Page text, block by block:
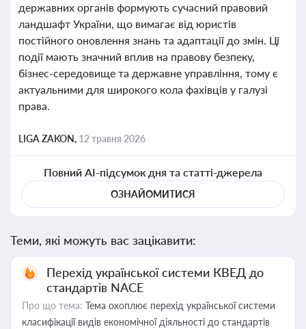
державних органів формують сучасний правовий
ландшафт України, що вимагає від юристів
постійного оновлення знань та адаптації до змін. Ці
події мають значний вплив на правову безпеку,
бізнес-середовище та державне управління, тому є
актуальними для широкого кола фахівців у галузі
права.
LIGA ZAKON, 12 травня 2026
Повний AI-підсумок дня та статті-джерела
ОЗНАЙОМИТИСЯ
Теми, які можуть вас зацікавити:
Перехід української системи КВЕД до
стандартів NACE
Про що тема: Тема охоплює перехід української системи
класифікації видів економічної діяльності до стандартів